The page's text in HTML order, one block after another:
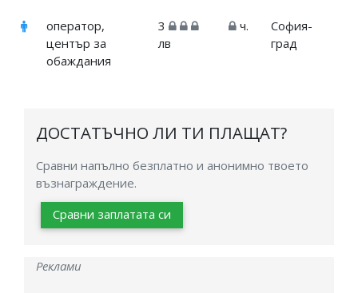
оператор,
център за
обаждания
3
лв
ч.
София-
град
ДОСТАТЪЧНО ЛИ ТИ ПЛАЩАТ?
Сравни напълно безплатно и анонимно твоето
възнаграждение.
Сравни заплатата си
Реклами